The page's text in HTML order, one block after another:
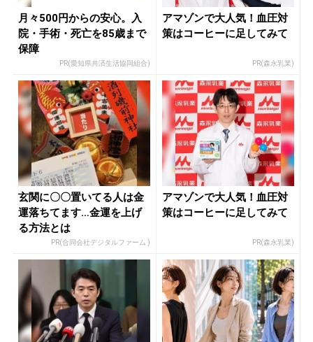
月々500円からの安心。入
院・手術・死亡を85歳まで
保障
PR(愛知県共済生活協同組合)
アマゾンで大人気！血圧対
策はコーヒーに足してみて
PR(森永乳業)
玄関に〇〇置いてる人は金
運落ちてます…金運を上げ
る方法とは
PR(合同会社デジタルファーム )
アマゾンで大人気！血圧対
策はコーヒーに足してみて
PR(森永乳業)